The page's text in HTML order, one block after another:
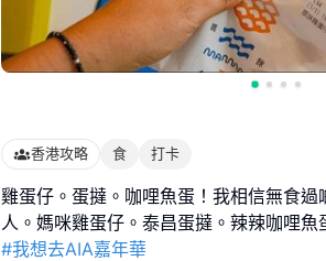
香港攻略 食 打卡
雞蛋仔。蛋撻。咖哩魚蛋！我相信無食
#我想去AIA嘉年華